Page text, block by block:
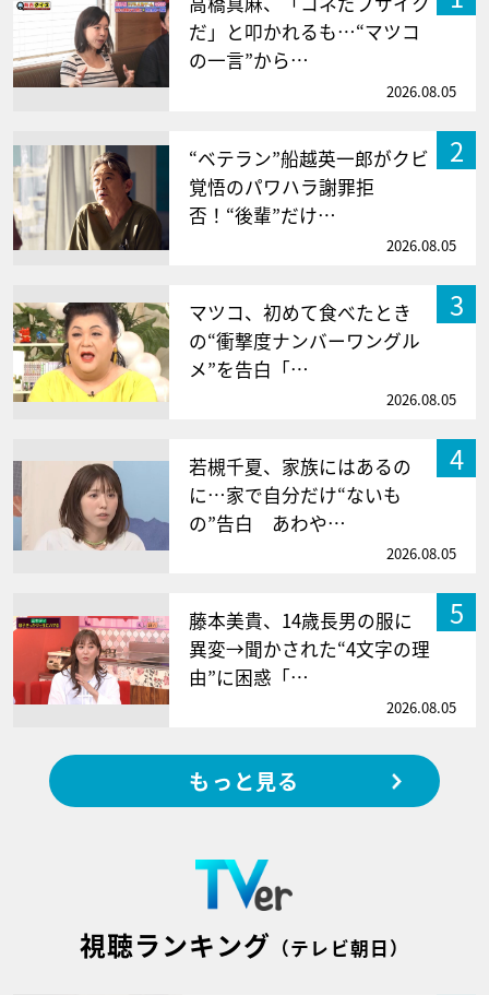
だ」と叩かれるも…“マツコ
の一言”から…
2026.08.05
2
“ベテラン”船越英一郎がクビ
覚悟のパワハラ謝罪拒
否！“後輩”だけ…
2026.08.05
3
マツコ、初めて食べたとき
の“衝撃度ナンバーワングル
メ”を告白「…
2026.08.05
4
若槻千夏、家族にはあるの
に…家で自分だけ“ないも
の”告白 あわや…
2026.08.05
5
藤本美貴、14歳長男の服に
異変→聞かされた“4文字の理
由”に困惑「…
2026.08.05
もっと見る
視聴ランキング （テレビ朝日）